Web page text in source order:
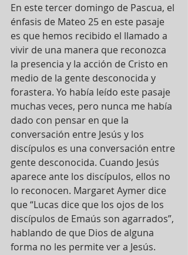
En este tercer domingo de Pascua, el
énfasis de Mateo 25 en este pasaje
es que hemos recibido el llamado a
vivir de una manera que reconozca
la presencia y la acción de Cristo en
medio de la gente desconocida y
forastera. Yo había leído este pasaje
muchas veces, pero nunca me había
dado con pensar en que la
conversación entre Jesús y los
discípulos es una conversación entre
gente desconocida. Cuando Jesús
aparece ante los discípulos, ellos no
lo reconocen. Margaret Aymer dice
que “Lucas dice que los ojos de los
discípulos de Emaús son agarrados”,
hablando de que Dios de alguna
forma no les permite ver a Jesús.